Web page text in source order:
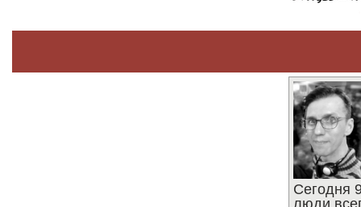
Сегодня
люди